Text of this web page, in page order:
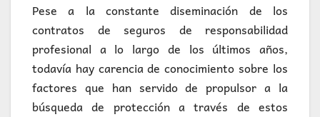
Pese a la constante diseminación de los
contratos de seguros de responsabilidad
profesional a lo largo de los últimos años,
todavía hay carencia de conocimiento sobre los
factores que han servido de propulsor a la
búsqueda de protección a través de estos